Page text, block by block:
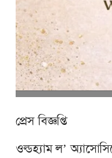
প্রেস বিজ্ঞপ্তি
ওল্ডহ্যাম ল’